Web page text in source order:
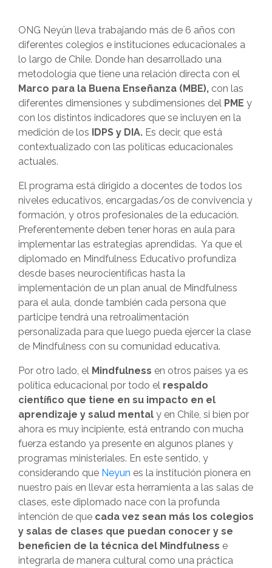
ONG Neyün lleva trabajando más de 6 años con
diferentes colegios e instituciones educacionales a
lo largo de Chile. Donde han desarrollado una
metodología que tiene una relación directa con el
Marco para la Buena Enseñanza (MBE), con las
diferentes dimensiones y subdimensiones del PME y
con los distintos indicadores que se incluyen en la
medición de los IDPS y DIA. Es decir, que está
contextualizado con las políticas educacionales
actuales.
El programa está dirigido a docentes de todos los
niveles educativos, encargadas/os de convivencia y
formación, y otros profesionales de la educación.
Preferentemente deben tener horas en aula para
implementar las estrategias aprendidas. Ya que el
diplomado en Mindfulness Educativo profundiza
desde bases neurocientíficas hasta la
implementación de un plan anual de Mindfulness
para el aula, donde también cada persona que
participe tendrá una retroalimentación
personalizada para que luego pueda ejercer la clase
de Mindfulness con su comunidad educativa.
Por otro lado, el Mindfulness en otros países ya es
política educacional por todo el respaldo
científico que tiene en su impacto en el
aprendizaje y salud mental y en Chile, si bien por
ahora es muy incipiente, está entrando con mucha
fuerza estando ya presente en algunos planes y
programas ministeriales. En este sentido, y
considerando que Neyun es la institución pionera en
nuestro país en llevar esta herramienta a las salas de
clases, este diplomado nace con la profunda
intención de que cada vez sean más los colegios
y salas de clases que puedan conocer y se
beneficien de la técnica del Mindfulness e
integrarla de manera cultural como una práctica